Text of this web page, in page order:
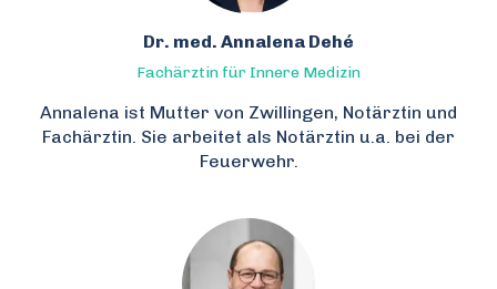
Dr. med. Annalena Dehé
Fachärztin für Innere Medizin
Annalena ist Mutter von Zwillingen, Notärztin und
Fachärztin. Sie arbeitet als Notärztin u.a. bei der
Feuerwehr.